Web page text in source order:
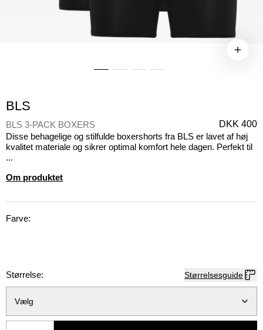
BLS
BLS 3-PACK BOXERS
DKK 400
Disse behagelige og stilfulde boxershorts fra BLS er lavet af høj
kvalitet materiale og sikrer optimal komfort hele dagen. Perfekt til
...
Om produktet
Farve:
Størrelse: Størrelsesguide
Vælg